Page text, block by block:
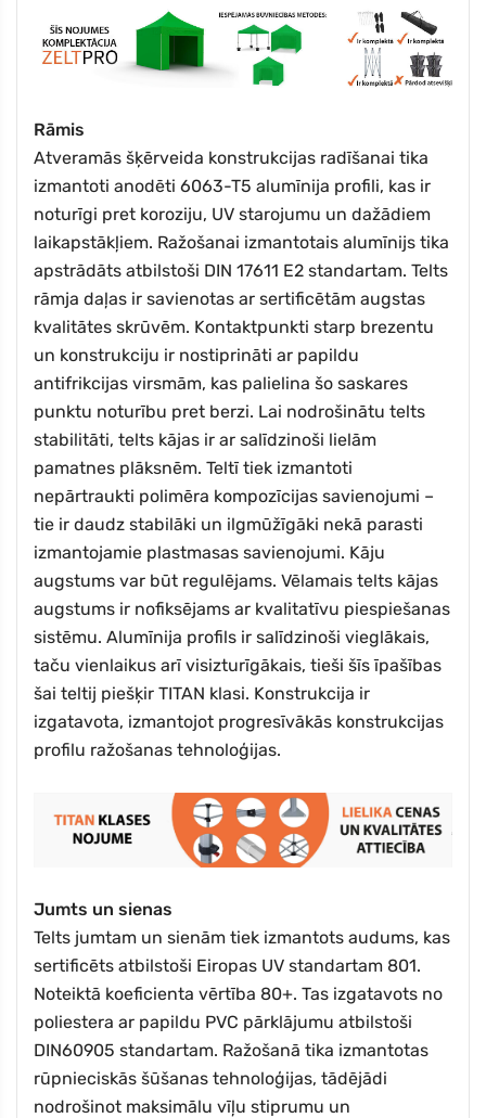
Rāmis
Atveramās šķērveida konstrukcijas radīšanai tika
izmantoti anodēti 6063-T5 alumīnija profili, kas ir
noturīgi pret koroziju, UV starojumu un dažādiem
laikapstākļiem. Ražošanai izmantotais alumīnijs tika
apstrādāts atbilstoši DIN 17611 E2 standartam. Telts
rāmja daļas ir savienotas ar sertificētām augstas
kvalitātes skrūvēm. Kontaktpunkti starp brezentu
un konstrukciju ir nostiprināti ar papildu
antifrikcijas virsmām, kas palielina šo saskares
punktu noturību pret berzi. Lai nodrošinātu telts
stabilitāti, telts kājas ir ar salīdzinoši lielām
pamatnes plāksnēm. Teltī tiek izmantoti
nepārtraukti polimēra kompozīcijas savienojumi –
tie ir daudz stabilāki un ilgmūžīgāki nekā parasti
izmantojamie plastmasas savienojumi. Kāju
augstums var būt regulējams. Vēlamais telts kājas
augstums ir nofiksējams ar kvalitatīvu piespiešanas
sistēmu. Alumīnija profils ir salīdzinoši vieglākais,
taču vienlaikus arī visizturīgākais, tieši šīs īpašības
šai teltij piešķir TITAN klasi. Konstrukcija ir
izgatavota, izmantojot progresīvākās konstrukcijas
profilu ražošanas tehnoloģijas.
Jumts un sienas
Telts jumtam un sienām tiek izmantots audums, kas
sertificēts atbilstoši Eiropas UV standartam 801.
Noteiktā koeficienta vērtība 80+. Tas izgatavots no
poliestera ar papildu PVC pārklājumu atbilstoši
DIN60905 standartam. Ražošanā tika izmantotas
rūpnieciskās šūšanas tehnoloģijas, tādējādi
nodrošinot maksimālu vīļu stiprumu un